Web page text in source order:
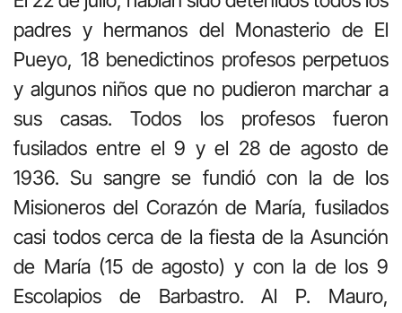
padres y hermanos del Monasterio de El
Pueyo, 18 benedictinos profesos perpetuos
y algunos niños que no pudieron marchar a
sus casas. Todos los profesos fueron
fusilados entre el 9 y el 28 de agosto de
1936. Su sangre se fundió con la de los
Misioneros del Corazón de María, fusilados
casi todos cerca de la fiesta de la Asunción
de María (15 de agosto) y con la de los 9
Escolapios de Barbastro. Al P. Mauro,